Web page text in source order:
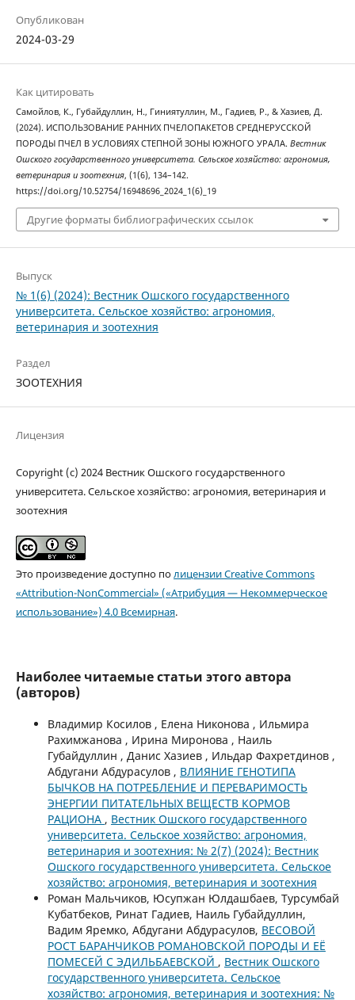
Опубликован
2024-03-29
Как цитировать
Самойлов, К., Губайдуллин, Н., Гиниятуллин, М., Гадиев, Р., & Хазиев, Д.
(2024). ИСПОЛЬЗОВАНИЕ РАННИХ ПЧЕЛОПАКЕТОВ СРЕДНЕРУССКОЙ
ПОРОДЫ ПЧЕЛ В УСЛОВИЯХ СТЕПНОЙ ЗОНЫ ЮЖНОГО УРАЛА. Вестник
Ошского государственного университета. Сельское хозяйство: агрономия,
ветеринария и зоотехния, (1(6), 134–142.
https://doi.org/10.52754/16948696_2024_1(6)_19
Другие форматы библиографических ссылок
Выпуск
№ 1(6) (2024): Вестник Ошского государственного
университета. Сельское хозяйство: агрономия,
ветеринария и зоотехния
Раздел
ЗООТЕХНИЯ
Лицензия
Copyright (c) 2024 Вестник Ошского государственного
университета. Сельское хозяйство: агрономия, ветеринария и
зоотехния
Это произведение доступно полицензии Creative Commons
«Attribution-NonCommercial» («Атрибуция — Некоммерческое
использование») 4.0 Всемирная.
Наиболее читаемые статьи этого автора
(авторов)
Владимир Косилов , Елена Никонова , Ильмира
Рахимжанова , Ирина Миронова , Наиль
Губайдуллин , Данис Хазиев , Ильдар Фахретдинов ,
Абдугани Абдурасулов , ВЛИЯНИЕ ГЕНОТИПА
БЫЧКОВ НА ПОТРЕБЛЕНИЕ И ПЕРЕВАРИМОСТЬ
ЭНЕРГИИ ПИТАТЕЛЬНЫХ ВЕЩЕСТВ КОРМОВ
РАЦИОНА , Вестник Ошского государственного
университета. Сельское хозяйство: агрономия,
ветеринария и зоотехния: № 2(7) (2024): Вестник
Ошского государственного университета. Сельское
хозяйство: агрономия, ветеринария и зоотехния
Роман Мальчиков, Юсупжан Юлдашбаев, Турсумбай
Кубатбеков, Ринат Гадиев, Наиль Губайдуллин,
Вадим Яремко, Абдугани Абдурасулов, ВЕСОВОЙ
РОСТ БАРАНЧИКОВ РОМАНОВСКОЙ ПОРОДЫ И ЕЁ
ПОМЕСЕЙ С ЭДИЛЬБАЕВСКОЙ , Вестник Ошского
государственного университета. Сельское
хозяйство: агрономия, ветеринария и зоотехния: №